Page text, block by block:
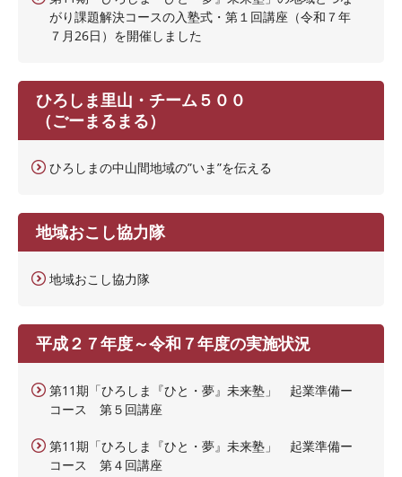
がり課題解決コースの入塾式・第１回講座（令和７年
７月26日）を開催しました
ひろしま里山・チーム５００
（ごーまるまる）
ひろしまの中山間地域の”いま”を伝える
地域おこし協力隊
地域おこし協力隊
平成２７年度～令和７年度の実施状況
第11期「ひろしま『ひと・夢』未来塾」 起業準備ー
コース 第５回講座
第11期「ひろしま『ひと・夢』未来塾」 起業準備ー
コース 第４回講座